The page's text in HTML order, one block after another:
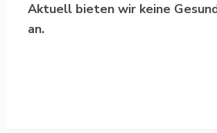
Aktuell bieten wir keine
an.